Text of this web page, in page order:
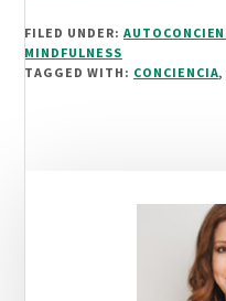
EL
FILED UNDER:
MINDFULNESS
TAGGED WITH: CONCIENCIA,